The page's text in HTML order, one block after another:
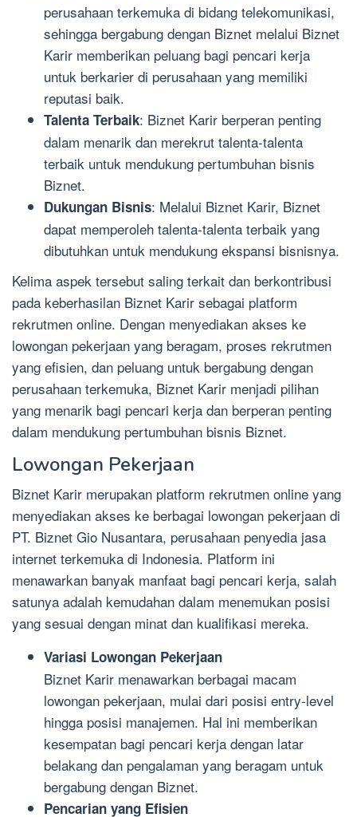
perusahaan terkemuka di bidang telekomunikasi,
sehingga bergabung dengan Biznet melalui Biznet
Karir memberikan peluang bagi pencari kerja
untuk berkarier di perusahaan yang memiliki
reputasi baik.
Talenta Terbaik: Biznet Karir berperan penting
dalam menarik dan merekrut talenta-talenta
terbaik untuk mendukung pertumbuhan bisnis
Biznet.
Dukungan Bisnis: Melalui Biznet Karir, Biznet
dapat memperoleh talenta-talenta terbaik yang
dibutuhkan untuk mendukung ekspansi bisnisnya.
Kelima aspek tersebut saling terkait dan berkontribusi
pada keberhasilan Biznet Karir sebagai platform
rekrutmen online. Dengan menyediakan akses ke
lowongan pekerjaan yang beragam, proses rekrutmen
yang efisien, dan peluang untuk bergabung dengan
perusahaan terkemuka, Biznet Karir menjadi pilihan
yang menarik bagi pencari kerja dan berperan penting
dalam mendukung pertumbuhan bisnis Biznet.
Lowongan Pekerjaan
Biznet Karir merupakan platform rekrutmen online yang
menyediakan akses ke berbagai lowongan pekerjaan di
PT. Biznet Gio Nusantara, perusahaan penyedia jasa
internet terkemuka di Indonesia. Platform ini
menawarkan banyak manfaat bagi pencari kerja, salah
satunya adalah kemudahan dalam menemukan posisi
yang sesuai dengan minat dan kualifikasi mereka.
Variasi Lowongan Pekerjaan
Biznet Karir menawarkan berbagai macam
lowongan pekerjaan, mulai dari posisi entry-level
hingga posisi manajemen. Hal ini memberikan
kesempatan bagi pencari kerja dengan latar
belakang dan pengalaman yang beragam untuk
bergabung dengan Biznet.
Pencarian yang Efisien